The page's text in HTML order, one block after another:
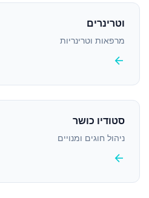
וטרינרים
מרפאות וטרינריות
arrow_back
סטודיו כושר
ניהול חוגים ומנויים
arrow_back